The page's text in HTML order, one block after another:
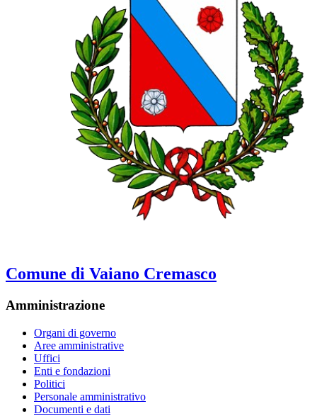
Comune di Vaiano Cremasco
Amministrazione
Organi di governo
Aree amministrative
Uffici
Enti e fondazioni
Politici
Personale amministrativo
Documenti e dati